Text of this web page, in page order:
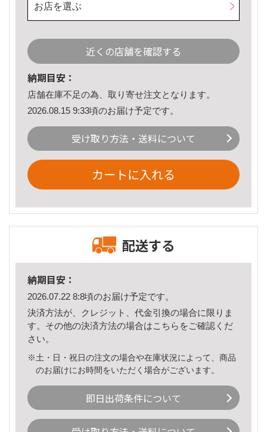
お店を選ぶ
近くの店舗を確認する
納期目安：
店舗在庫不足の為、取り寄せ注文となります。
2026.08.15 9:33頃のお届け予定です。
受け取り方法・送料について
カートに入れる
配送する
納期目安：
2026.07.22 8:8頃のお届け予定です。
決済方法が、クレジット、代金引換の場合に限りま
す。その他の決済方法の場合はこちら をご確認くだ
さい。
※土・日・祝日の注文の場合や在庫状況によって、商品
のお届けにお時間をいただく場合がございます。
即日出荷条件について